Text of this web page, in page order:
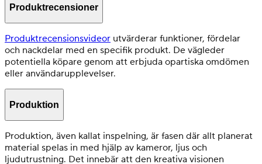
Produktrecensioner
Produktrecensionsvideor utvärderar funktioner, fördelar
och nackdelar med en specifik produkt. De vägleder
potentiella köpare genom att erbjuda opartiska omdömen
eller användarupplevelser.
Produktion
Produktion, även kallat inspelning, är fasen där allt planerat
material spelas in med hjälp av kameror, ljus och
ljudutrustning. Det innebär att den kreativa visionen